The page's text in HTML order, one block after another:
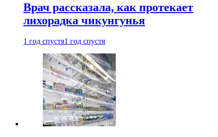
Врач рассказала, как протекает
лихорадка чикунгунья
1 год спустя1 год спустя